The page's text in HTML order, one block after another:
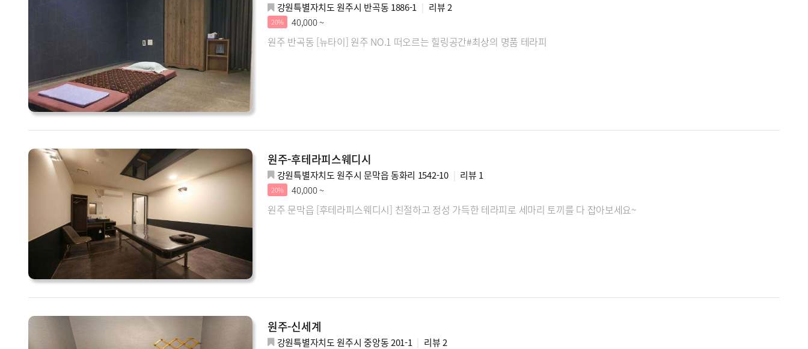
강원특별자치도 원주시 반곡동 1886-1 리뷰2
20% 40,000 ~
원주 반곡동 [뉴타이] 원주 NO.1 떠오르는 힐링공간#최상의 명품 테라피
원주-후테라피스웨디시
강원특별자치도 원주시 문막읍 동화리 1542-10 리뷰 1
20% 40,000 ~
원주 문막읍 [후테라피스웨디시] 친절하고 정성 가득한 테라피로 세마리 토끼를 다 잡아보세요~
원주-신세계
강원특별자치도 원주시 중앙동 201-1 리뷰2